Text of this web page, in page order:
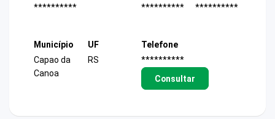
**********
**********
**********
Município
Capao da
Canoa
UF
RS
Telefone
**********
Consultar